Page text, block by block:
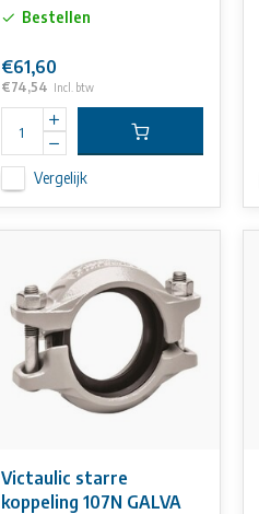
Bestellen
€61,60
€74,54 Incl. btw
Vergelijk
Victaulic starre
koppeling 107N GALVA